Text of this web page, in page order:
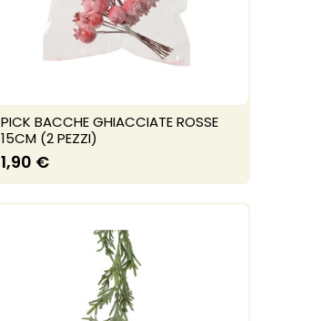
PICK BACCHE GHIACCIATE ROSSE
15CM (2 PEZZI)
1,90 €